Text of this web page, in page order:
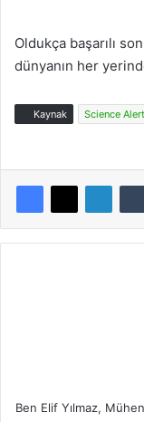
Oldukça başarılı
dünyanın her
Kaynak Science Alert
Ben Elif Yılmaz,